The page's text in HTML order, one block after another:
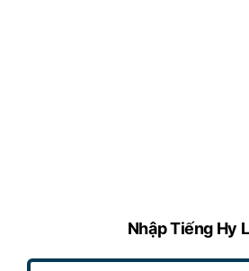
Nhập Tiếng Hy